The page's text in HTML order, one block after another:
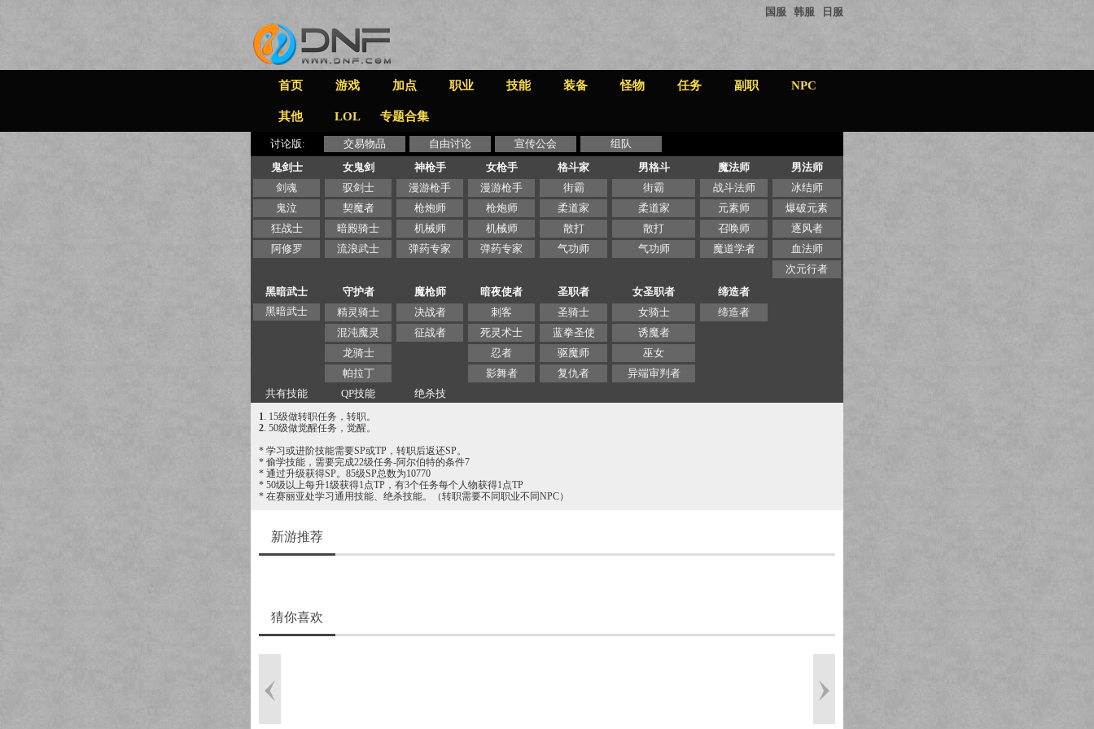
国服 韩服 日服
首页 游戏 加点 职业 技能 装备 怪物 任务 副职 NPC
其他 LOL 专题合集
讨论版: 交易物品 自由讨论 宣传公会
组队
鬼剑士
剑魂
鬼泣
狂战士
阿修罗
女鬼剑
驭剑士
契魔者
暗殿骑士
流浪武士
神枪手
漫游枪手
枪炮师
机械师
弹药专家
女枪手
漫游枪手
枪炮师
机械师
弹药专家
格斗家
街霸
柔道家
散打
气功师
男格斗
街霸
柔道家
散打
气功师
魔法师
战斗法师
元素师
召唤师
魔道学者
男法师
冰结师
爆破元素
逐风者
血法师
次元行者
黑暗武士
黑暗武士
守护者
精灵骑士
混沌魔灵
龙骑士
帕拉丁
魔枪师
决战者
征战者
暗夜使者
刺客
死灵术士
忍者
影舞者
圣职者
圣骑士
蓝拳圣使
驱魔师
复仇者
女圣职者
女骑士
诱魔者
巫女
异端审判者
缔造者
缔造者
共有技能 QP技能 绝杀技
1. 15级做转职任务，转职。
2. 50级做觉醒任务，觉醒。
* 学习或进阶技能需要SP或TP，转职后返还SP。
* 偷学技能，需要完成22级任务-阿尔伯特的条件7
* 通过升级获得SP。85级SP总数为10770
* 50级以上每升1级获得1点TP，有3个任务每个人物获得1点TP
* 在赛丽亚处学习通用技能、绝杀技能。（转职需要不同职业不同NPC）
新游推荐
猜你喜欢